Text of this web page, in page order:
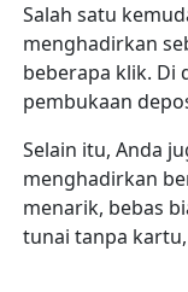
Salah satu
menghadirkan
beberapa klik. Di
pembukaan
Selain itu, Anda
menghadirkan
menarik, bebas
tunai tanpa